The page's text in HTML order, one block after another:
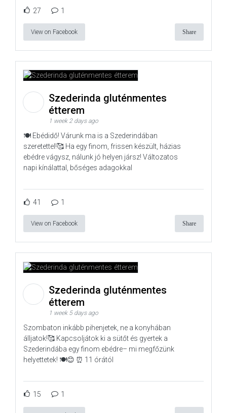
27 1
View on Facebook Share
Szederinda gluténmentes
étterem
1 week 2 days ago
🍽️ Ebédidő! Várunk ma is a Szederindában
szeretettel!🥰 Ha egy finom, frissen készült, házias
ebédre vágysz, nálunk jó helyen jársz! Változatos
napi kínálattal, bőséges adagokkal
41 1
View on Facebook Share
Szederinda gluténmentes
étterem
1 week 5 days ago
Szombaton inkább pihenjetek, ne a konyhában
álljatok!🥰 Kapcsoljátok ki a sütőt és gyertek a
Szederindába egy finom ebédre– mi megfőzünk
helyettetek! 🍽️😊 ⏰ 11 órától
15 1